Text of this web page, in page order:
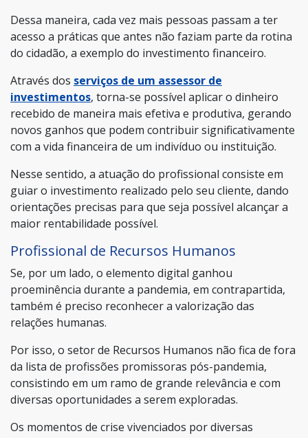
Dessa maneira, cada vez mais pessoas passam a ter
acesso a práticas que antes não faziam parte da rotina
do cidadão, a exemplo do investimento financeiro.
Através dos serviços de um assessor de
investimentos, torna-se possível aplicar o dinheiro
recebido de maneira mais efetiva e produtiva, gerando
novos ganhos que podem contribuir significativamente
com a vida financeira de um indivíduo ou instituição.
Nesse sentido, a atuação do profissional consiste em
guiar o investimento realizado pelo seu cliente, dando
orientações precisas para que seja possível alcançar a
maior rentabilidade possível.
Profissional de Recursos Humanos
Se, por um lado, o elemento digital ganhou
proeminência durante a pandemia, em contrapartida,
também é preciso reconhecer a valorização das
relações humanas.
Por isso, o setor de Recursos Humanos não fica de fora
da lista de profissões promissoras pós-pandemia,
consistindo em um ramo de grande relevância e com
diversas oportunidades a serem exploradas.
Os momentos de crise vivenciados por diversas